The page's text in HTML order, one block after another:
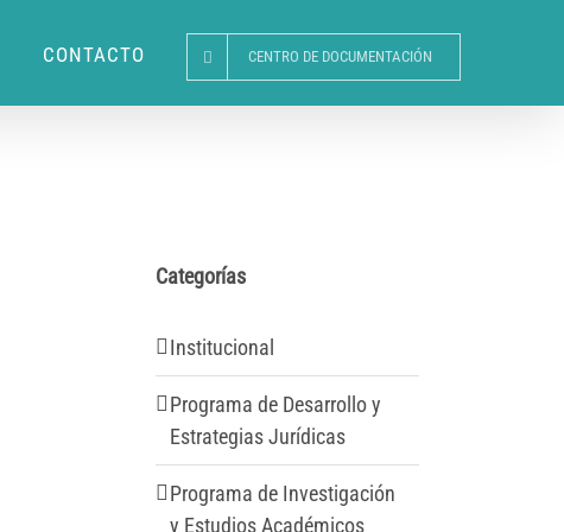
CONTACTO CENTRO DE DOCUMENTACIÓN
Categorías
Institucional
Programa de Desarrollo y
Estrategias Jurídicas
Programa de Investigación
y Estudios Académicos